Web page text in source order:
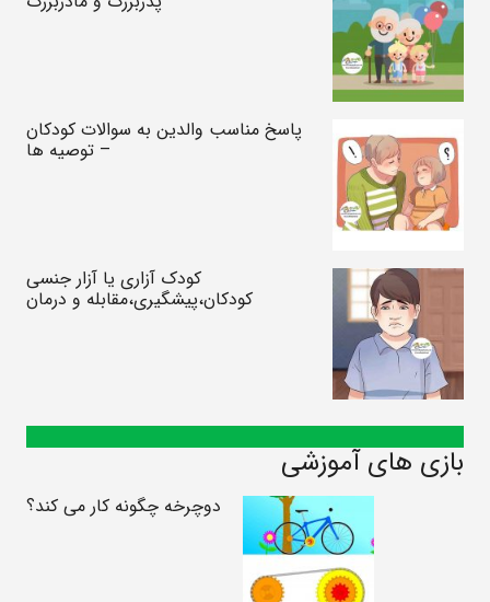
پاسخ مناسب والدین به سوالات کودکان
– توصیه ها
کودک آزاری یا آزار جنسی
کودکان،پیشگیری،مقابله و درمان
بازی های آموزشی
دوچرخه چگونه کار می کند؟